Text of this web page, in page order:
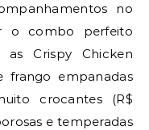
no
o combo perfeito
Crispy Chicken
frango empanadas
crocantes (R$
e temperadas